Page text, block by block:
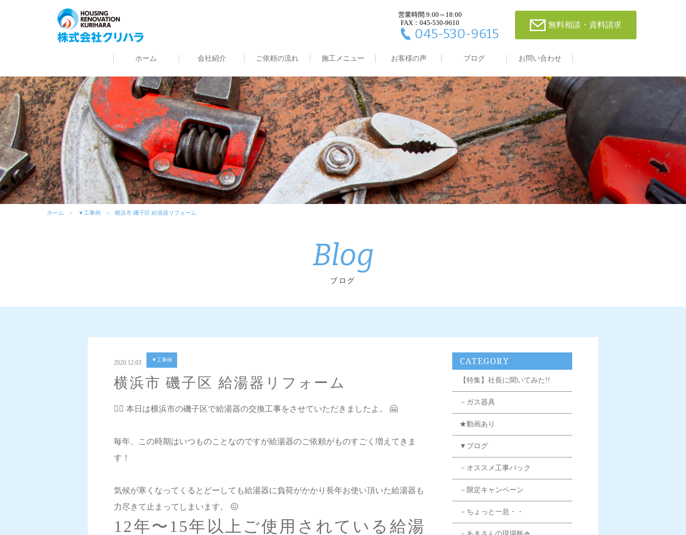
営業時間 9:00～18:00
FAX：045-530-9610
045-530-9615
無料相談・資料請求
ホーム 会社紹介 ご依頼の流れ 施工メニュー お客様の声 ブログ お問い合わせ
ホーム ▼工事例 横浜市 磯子区 給湯器リフォーム
Blog
ブログ
2020.12.03 ▼工事例
横浜市 磯子区 給湯器リフォーム
💁‍♀️ 本日は横浜市の磯子区で給湯器の交換工事をさせていただきましたよ。 🤗
毎年、この時期はいつものことなのですが給湯器のご依頼がものすごく増えてきま
す！
気候が寒くなってくるとどーしても給湯器に負荷がかかり長年お使い頂いた給湯器も
力尽きて止まってしまいます。 😖
12年〜15年以上ご使用されている給湯
CATEGORY
【特集】社長に聞いてみた!!
－ガス器具
★動画あり
▼ブログ
－オススメ工事パック
－限定キャンペーン
－ちょっと一息・・